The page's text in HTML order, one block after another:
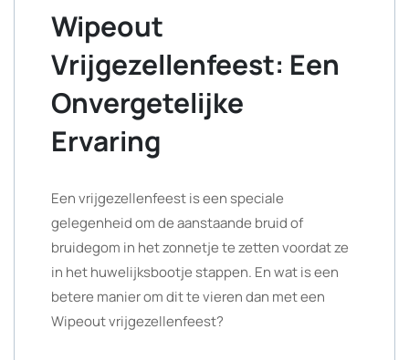
Wipeout
Vrijgezellenfeest: Een
Onvergetelijke
Ervaring
Een vrijgezellenfeest is een speciale
gelegenheid om de aanstaande bruid of
bruidegom in het zonnetje te zetten voordat ze
in het huwelijksbootje stappen. En wat is een
betere manier om dit te vieren dan met een
Wipeout vrijgezellenfeest?